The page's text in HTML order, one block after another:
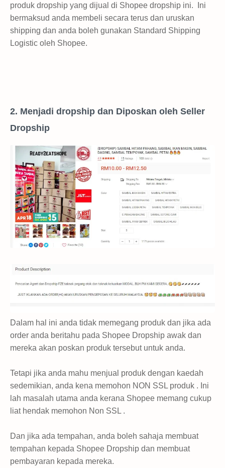
produk dropship yang dijual di Shopee dropship ini. Ini
bermaksud anda membeli secara terus dan uruskan
shipping dan anda boleh gunakan Standard Shipping
Logistic oleh Shopee.
2. Menjadi dropship dan Diposkan oleh Seller
Dropship
Dalam hal ini anda tidak memegang produk dan jika ada
order anda beritahu pada Shopee Dropship awak dan
mereka akan poskan produk tersebut untuk anda.
Tetapi jika anda mahu menjual produk dengan kaedah
sedemikian, anda kena memohon NON SSL produk . Ini
lah masalah utama anda kerana Shopee memang cukup
liat hendak memohon Non SSL .
Dan jika ada tempahan, anda boleh sahaja membuat
tempahan kepada Shopee Dropship dan membuat
pembayaran kepada mereka.